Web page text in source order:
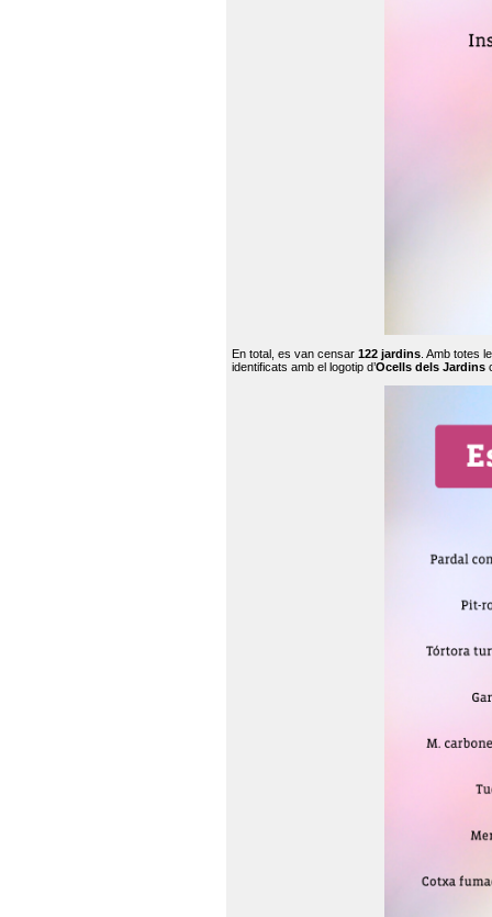
En total, es van censar 122 jardins . Amb totes
identificats amb el logotip d’Ocells dels Jardins